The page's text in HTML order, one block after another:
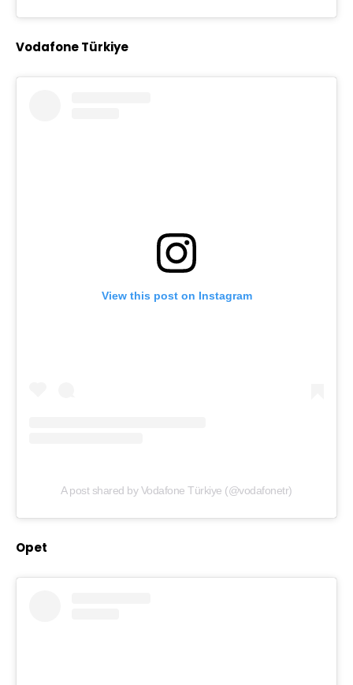
Vodafone Türkiye
View this post on Instagram
A post shared by Vodafone Türkiye (@vodafonetr)
Opet